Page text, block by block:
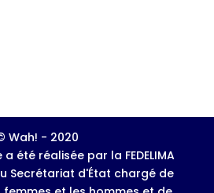
Wah! - 2020
été réalisée par la FEDELIMA
Secrétariat d'État chargé de